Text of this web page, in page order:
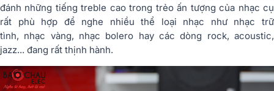
đánh những tiếng treble cao trong trẻo ấn tượng của nhạc cụ
rất phù hợp để nghe nhiều thể loại nhạc như nhạc trữ
tình, nhạc vàng, nhạc bolero hay các dòng rock, acoustic,
jazz... đang rất thịnh hành.